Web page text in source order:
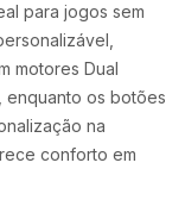
para jogos sem
motores Dual
enquanto os botões
na
conforto em